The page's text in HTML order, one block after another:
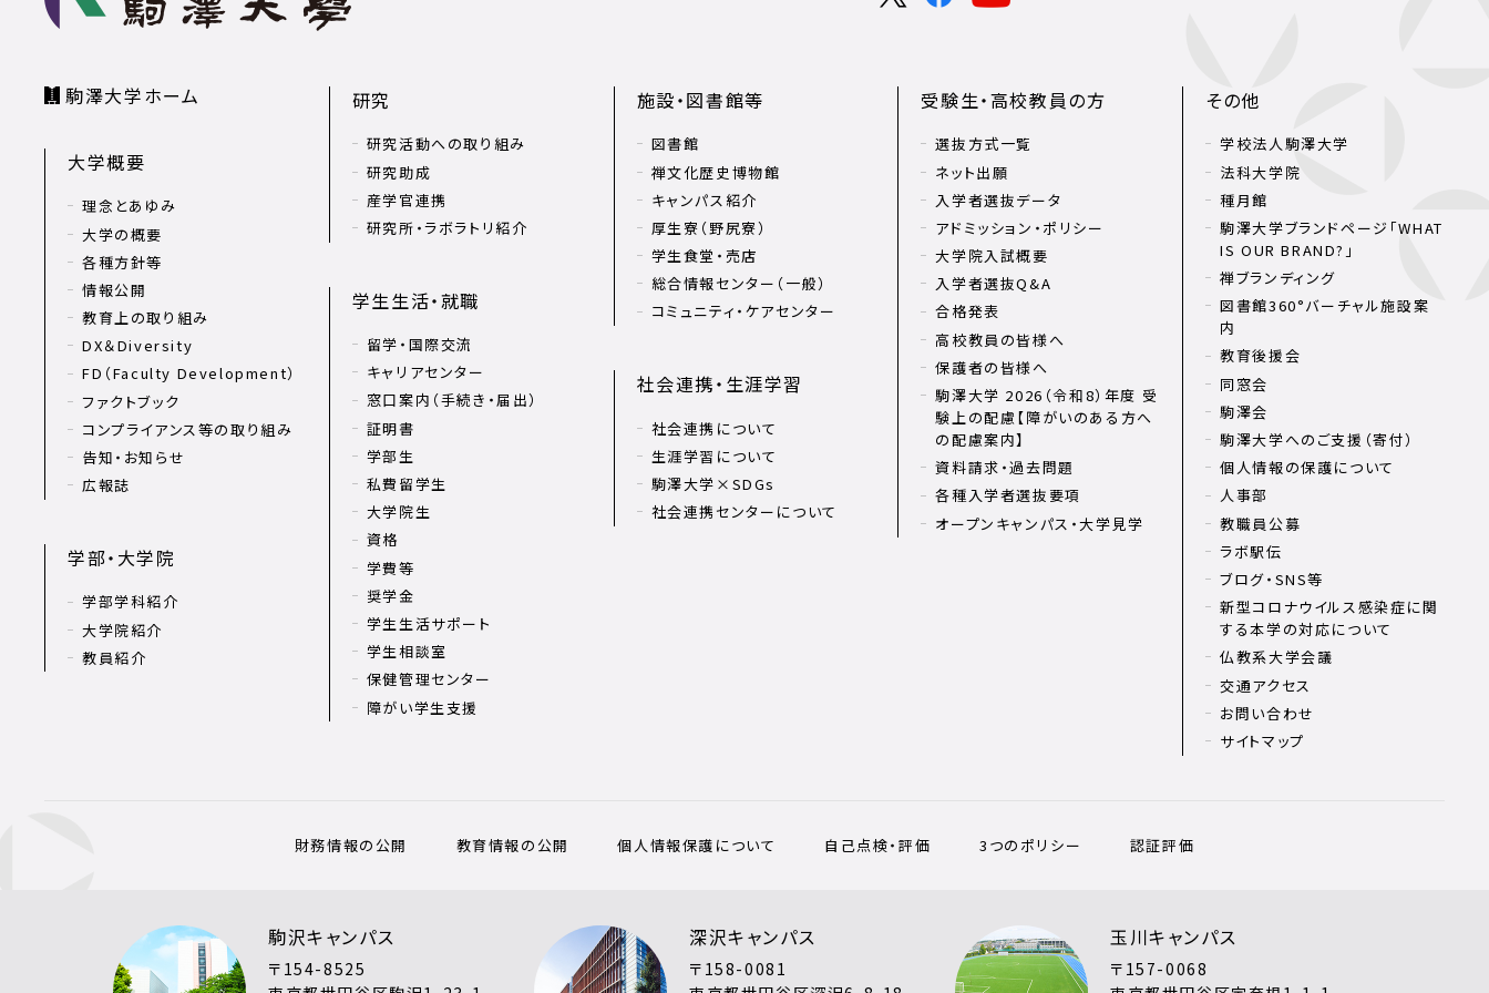
駒澤大学ホーム
大学概要
理念とあゆみ
大学の概要
各種方針等
情報公開
教育上の取り組み
DX＆Diversity
FD（Faculty Development）
ファクトブック
コンプライアンス等の取り組み
告知・お知らせ
広報誌
学部・大学院
学部学科紹介
大学院紹介
教員紹介
研究
研究活動への取り組み
研究助成
産学官連携
研究所・ラボラトリ紹介
学生生活・就職
留学・国際交流
キャリアセンター
窓口案内（手続き・届出）
証明書
学部生
私費留学生
大学院生
資格
学費等
奨学金
学生生活サポート
学生相談室
保健管理センター
障がい学生支援
施設・図書館等
図書館
禅文化歴史博物館
キャンパス紹介
厚生寮（野尻寮）
学生食堂・売店
総合情報センター（一般）
コミュニティ・ケアセンター
社会連携・生涯学習
社会連携について
生涯学習について
駒澤大学×SDGs
社会連携センターについて
受験生・高校教員の方
選抜方式一覧
ネット出願
入学者選抜データ
アドミッション・ポリシー
大学院入試概要
入学者選抜Q&A
合格発表
高校教員の皆様へ
保護者の皆様へ
駒澤大学 2026（令和8）年度 受
験上の配慮【障がいのある方へ
の配慮案内】
資料請求・過去問題
各種入学者選抜要項
オープンキャンパス・大学見学
その他
学校法人駒澤大学
法科大学院
種月館
駒澤大学ブランドページ「WHAT
IS OUR BRAND?」
禅ブランディング
図書館360°バーチャル施設案
内
教育後援会
同窓会
駒澤会
駒澤大学へのご支援（寄付）
個人情報の保護について
人事部
教職員公募
ラボ駅伝
ブログ・SNS等
新型コロナウイルス感染症に関
する本学の対応について
仏教系大学会議
交通アクセス
お問い合わせ
サイトマップ
財務情報の公開 教育情報の公開 個人情報保護について 自己点検・評価 3つのポリシー 認証評価
駒沢キャンパス
〒154-8525
深沢キャンパス
〒158-0081
玉川キャンパス
〒157-0068